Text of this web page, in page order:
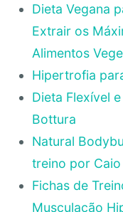
Dieta Vegana
Extrair os
Alimentos
Hipertrofia
Dieta Flexível
Bottura
Natural
treino por
Fichas de
Musculação